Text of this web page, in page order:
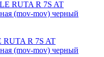
RUTA R 7S AT
(mov-mov) черный